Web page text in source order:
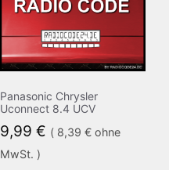
Panasonic Chrysler
Uconnect 8.4 UCV
9,99 € ( 8,39 €ohne
MwSt. )